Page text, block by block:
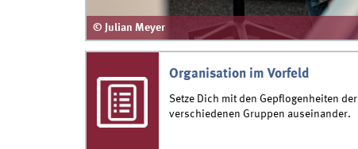
© Julian Meyer
Organisation im Vorfeld
Setze Dich mit den Gepflogenheiten der
verschiedenen Gruppen auseinander.